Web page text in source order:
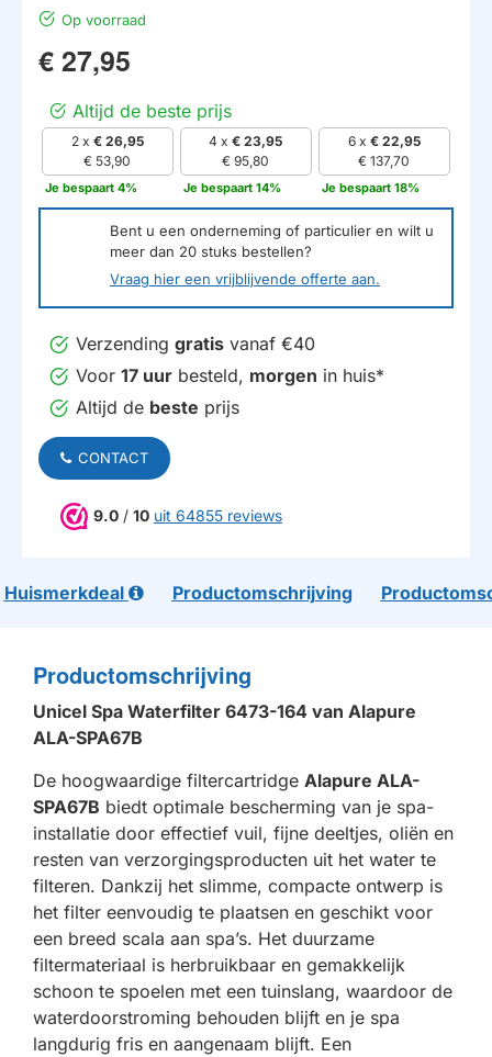
Op voorraad
€ 27,95
Altijd de beste prijs
2 x € 26,95
€ 53,90
Je bespaart 4%
4 x€ 23,95
€ 95,80
Je bespaart 14%
6 x € 22,95
€ 137,70
Je bespaart 18%
Bent u een onderneming of particulier en wilt u
meer dan 20 stuks bestellen?
Vraag hier een vrijblijvende offerte aan.
Verzending gratis vanaf €40
Voor 17 uur besteld, morgen in huis*
Altijd de beste prijs
CONTACT
9.0 / 10 uit 64855 reviews
Huismerkdeal Productomschrijving
Productomschrijving
Unicel Spa Waterfilter 6473-164 van Alapure
ALA-SPA67B
De hoogwaardige filtercartridge Alapure ALA-
SPA67B biedt optimale bescherming van je spa-
installatie door effectief vuil, fijne deeltjes, oliën en
resten van verzorgingsproducten uit het water te
filteren. Dankzij het slimme, compacte ontwerp is
het filter eenvoudig te plaatsen en geschikt voor
een breed scala aan spa’s. Het duurzame
filtermateriaal is herbruikbaar en gemakkelijk
schoon te spoelen met een tuinslang, waardoor de
waterdoorstroming behouden blijft en je spa
langdurig fris en aangenaam blijft. Een